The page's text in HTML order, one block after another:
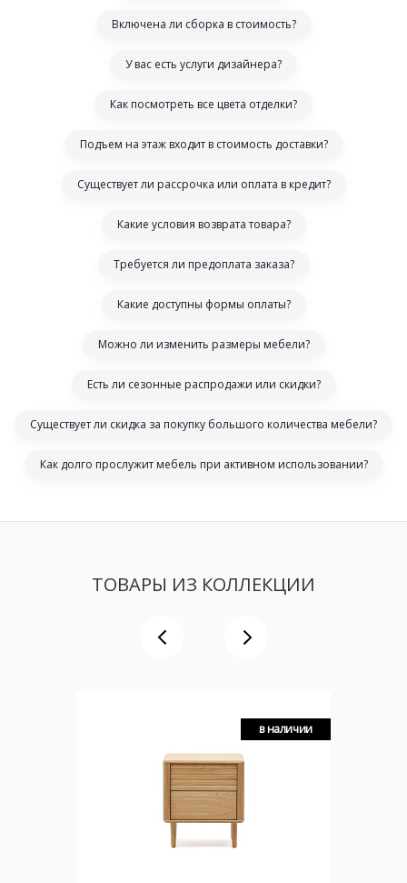
Включена ли сборка в стоимость?
У вас есть услуги дизайнера?
Как посмотреть все цвета отделки?
Подъем на этаж входит в стоимость доставки?
Существует ли рассрочка или оплата в кредит?
Какие условия возврата товара?
Требуется ли предоплата заказа?
Какие доступны формы оплаты?
Можно ли изменить размеры мебели?
Есть ли сезонные распродажи или скидки?
Существует ли скидка за покупку большого количества мебели?
Как долго прослужит мебель при активном использовании?
ТОВАРЫ ИЗ КОЛЛЕКЦИИ
в наличии